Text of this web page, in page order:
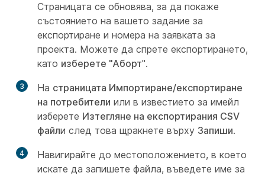
Страницата се обновява, за да покаже
състоянието на вашето задание за
експортиране и номера на заявката за
проекта. Можете да спрете експортирането,
като изберете "Аборт".
3 На страницата Импортиране/експортиране
на потребители или в известието за имейл
изберете Изтегляне на експортирания CSV
файли след това щракнете върху Запиши.
4
Навигирайте до местоположението, в което
искате да запишете файла, въведете име за